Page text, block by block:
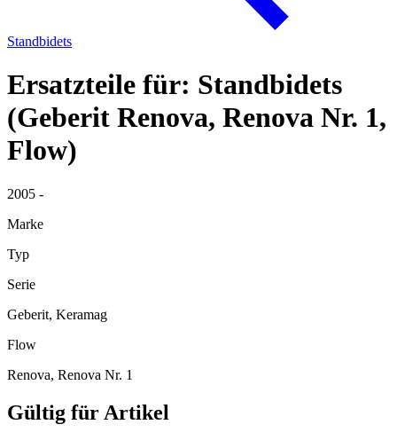
Standbidets
Ersatzteile für: Standbidets
(Geberit Renova, Renova Nr. 1,
Flow)
2005 -
Marke
Typ
Serie
Geberit, Keramag
Flow
Renova, Renova Nr. 1
Gültig für Artikel